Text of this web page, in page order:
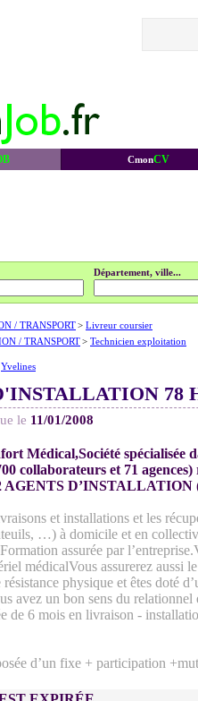
CmonCV
Département, ville...
/ TRANSPORT> Livreur coursier
/ TRANSPORT> Technicien exploitation
Yvelines
78
le 11/01/2008
Médical,Société spécialisée
collaborateurs et 71
AGENTS D’INSTALLATION
et installations et les
…) à domicile et en
assurée par
médicalVous assurerez aussi
physique et êtes doté
avez un bon sens du relationnel
de 6 mois en livraison -
d’un fixe + participation